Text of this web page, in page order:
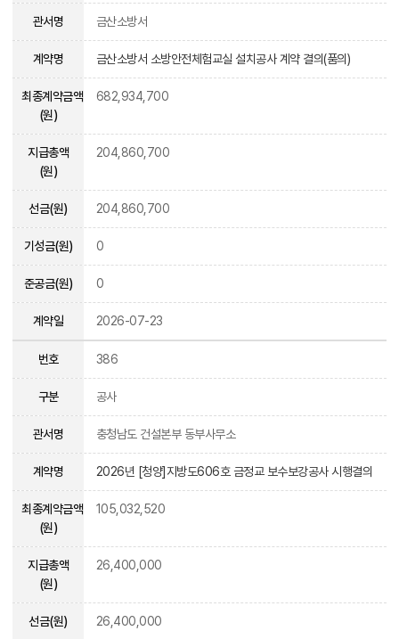
관서명 금산소방서
계약명 금산소방서 소방안전체험교실 설치공사 계약 결의(품의)
최종계약금액
(원)
682,934,700
지급총액
(원)
204,860,700
선금(원) 204,860,700
기성금(원) 0
준공금(원) 0
계약일 2026-07-23
번호 386
구분 공사
관서명 충청남도 건설본부 동부사무소
계약명 2026년 [청양]지방도606호 금정교 보수보강공사 시행결의
최종계약금액
(원)
105,032,520
지급총액
(원)
26,400,000
선금(원) 26,400,000